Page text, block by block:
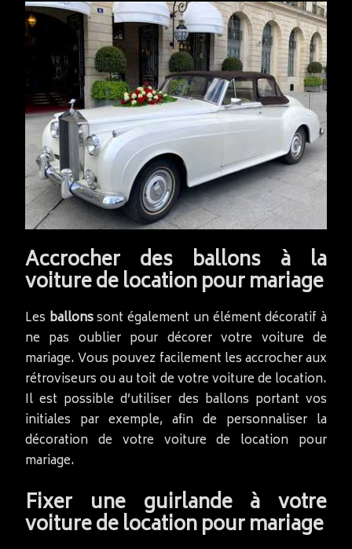
Accrocher des ballons à la
voiture de location pour mariage
Les ballonssont également un élément décoratif à
ne pas oublier pour décorer votre voiture de
mariage. Vous pouvez facilement les accrocher aux
rétroviseurs ou au toit de votre voiture de location.
Il est possible d’utiliser des ballons portant vos
initiales par exemple, afin de personnaliser la
décoration de votre voiture de location pour
mariage.
Fixer une guirlande à votre
voiture de location pour mariage